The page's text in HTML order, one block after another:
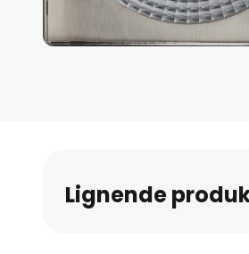
billedgalleriet
Lignende